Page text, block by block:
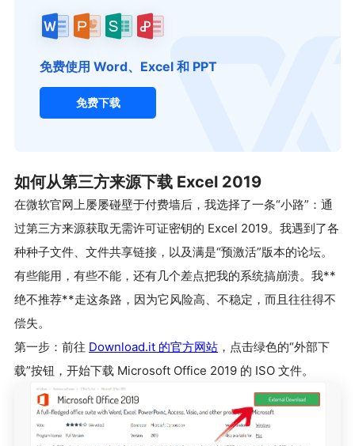
免费使用 Word、Excel 和 PPT
免费下载
如何从第三方来源下载 Excel 2019
在微软官网上屡屡碰壁于付费墙后，我选择了一条“小路”：通
过第三方来源获取无需许可证密钥的 Excel 2019。我遇到了各
种种子文件、文件共享链接，以及满是“预激活”版本的论坛。
有些能用，有些不能，还有几个差点把我的系统搞崩溃。我**
绝不推荐**走这条路，因为它风险高、不稳定，而且往往得不
偿失。
第一步：前往 Download.it 的官方网站 ，点击绿色的“外部下
载”按钮，开始下载 Microsoft Office 2019 的 ISO 文件。